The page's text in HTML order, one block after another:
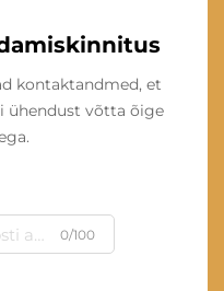
kontaktandmed, et
ühendust võtta õige
0/100